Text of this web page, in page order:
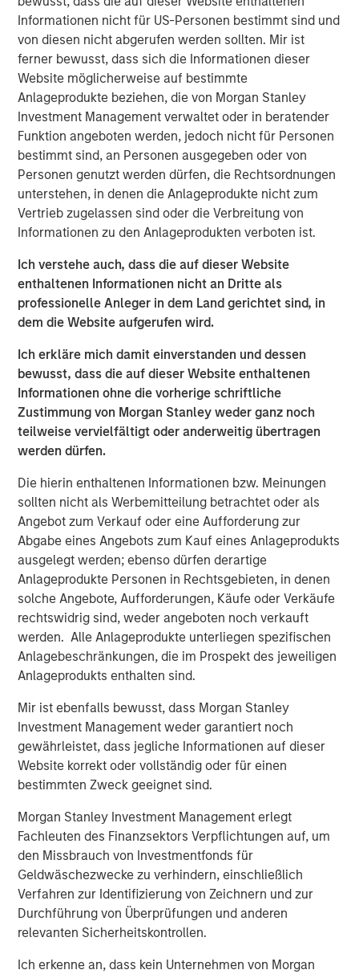
Informationen nicht für US-Personen bestimmt sind und
von diesen nicht abgerufen werden sollten. Mir ist
ferner bewusst, dass sich die Informationen dieser
Website möglicherweise auf bestimmte
Anlageprodukte beziehen, die von Morgan Stanley
Investment Management verwaltet oder in beratender
Funktion angeboten werden, jedoch nicht für Personen
bestimmt sind, an Personen ausgegeben oder von
Personen genutzt werden dürfen, die Rechtsordnungen
unterstehen, in denen die Anlageprodukte nicht zum
Vertrieb zugelassen sind oder die Verbreitung von
Informationen zu den Anlageprodukten verboten ist.
Ich verstehe auch, dass die auf dieser Website
enthaltenen Informationen nicht an Dritte als
professionelle Anleger in dem Land gerichtet sind, in
dem die Website aufgerufen wird.
Ich erkläre mich damit einverstanden und dessen
bewusst, dass die auf dieser Website enthaltenen
Informationen ohne die vorherige schriftliche
Zustimmung von Morgan Stanley weder ganz noch
teilweise vervielfältigt oder anderweitig übertragen
werden dürfen.
Die hierin enthaltenen Informationen bzw. Meinungen
sollten nicht als Werbemitteilung betrachtet oder als
Angebot zum Verkauf oder eine Aufforderung zur
Abgabe eines Angebots zum Kauf eines Anlageprodukts
ausgelegt werden; ebenso dürfen derartige
Anlageprodukte Personen in Rechtsgebieten, in denen
solche Angebote, Aufforderungen, Käufe oder Verkäufe
rechtswidrig sind, weder angeboten noch verkauft
werden. Alle Anlageprodukte unterliegen spezifischen
Anlagebeschränkungen, die im Prospekt des jeweiligen
Anlageprodukts enthalten sind.
Mir ist ebenfalls bewusst, dass Morgan Stanley
Investment Management weder garantiert noch
gewährleistet, dass jegliche Informationen auf dieser
Website korrekt oder vollständig oder für einen
bestimmten Zweck geeignet sind.
Morgan Stanley Investment Management erlegt
Fachleuten des Finanzsektors Verpflichtungen auf, um
den Missbrauch von Investmentfonds für
Geldwäschezwecke zu verhindern, einschließlich
Verfahren zur Identifizierung von Zeichnern und zur
Durchführung von Überprüfungen und anderen
relevanten Sicherheitskontrollen.
Ich erkenne an, dass kein Unternehmen von Morgan
assignments. Mr. Donofrio graduated from Illinois State
University with a BS in plastics technology and holds an
MBA from Lake Forest Graduate School of Management.
“We’re excited to have Dan join our team at Fisher
Container,” said Kevin Keneally, President and CEO. “As we
execute our strategic plan of organic and acquisition
growth, Dan will bring unique skill in driving operational
excellence and providing our customers state of the art
packaging products with exceptional quality and service.”
“We are very excited to bring together two strong
organizations, each with a long history of providing high
quality products. PPC enhances Fisher’s position in the
food market with its unique set of capabilities that has
translated into a favorable position with blue chip and
innovative food manufacturers. We would also like to
thank Bill Mackin and the entire PPC team for their
partnership and commend PPC on its many
accomplishments,” said Eric Kanter, Managing Director of
Morgan Stanley Capital Partners. “Our investment in
Fisher continues upon MSCP’s success in partnering with
Family/founder-owned businesses.”
in Buffalo Grove, Illinois.
About Fisher Container Holdings, LLC
Based in Buffalo Grove, Illinois, Fisher Container is a
leading provider of cleanroom and consumer packaging
for the healthcare, snack, organic “better-for-you” and
produce markets. The company excels in the design of
value-added printed, laminated and stand up pouch
packaging for the most demanding applications. With an
most recent acquisition, Packaging Products Corporation
(PPC), is focused on exceptional speed to market and
excels in delivering service, quality and technology to its
valued customer base. The company is privately owned
by management and Morgan Stanley Capital Partners.
About Morgan Stanley Capital Partners
Morgan Stanley Capital Partners, part of Morgan Stanley
Investment Management, is a leading middle-market
private equity platform that has invested capital in a
Morgan Stanley Capital Partners focuses on privately